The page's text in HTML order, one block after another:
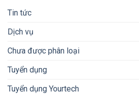
Tin tức
Dịch vụ
Chưa được phân loại
Tuyển dụng
Tuyển dụng Yourtech